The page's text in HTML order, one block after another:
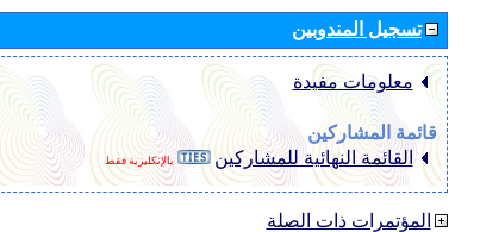
تسجيل المندوبين
معلومات مفيدة
قائمة المشاركين
القائمة النهائية للمشاركين
بالإنكليزية فقط
المؤتمرات ذات الصلة